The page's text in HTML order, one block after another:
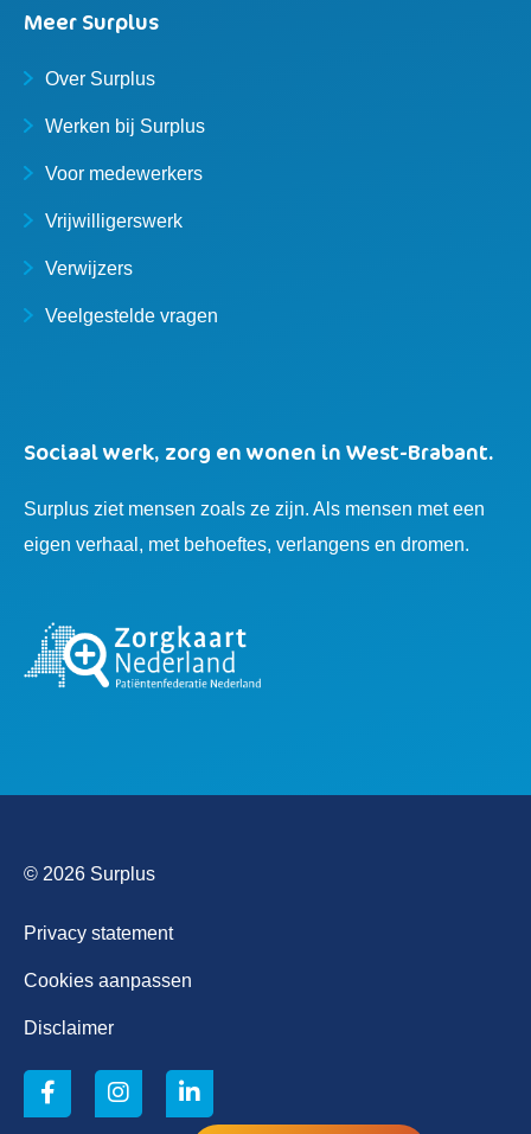
Meer Surplus
Over Surplus
Werken bij Surplus
Voor medewerkers
Vrijwilligerswerk
Verwijzers
Veelgestelde vragen
Sociaal werk, zorg en wonen in West-Brabant.
Surplus ziet mensen zoals ze zijn. Als mensen met een
eigen verhaal, met behoeftes, verlangens en dromen.
© 2026 Surplus
Privacy statement
Cookies aanpassen
Disclaimer